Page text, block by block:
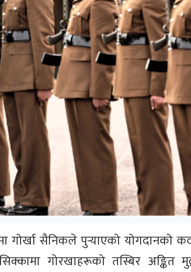
गोर्खा सैनिकले पुर्‍याएको योगदानको
गोरखाहरूको तस्बिर अङ्कित